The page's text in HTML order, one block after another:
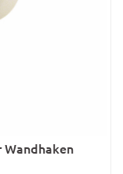
Wandhaken